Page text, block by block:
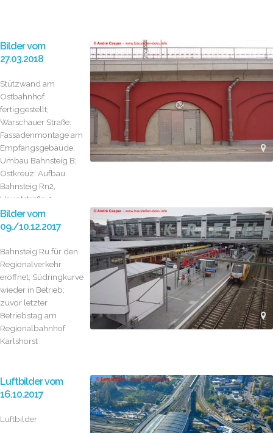
Bilder vom
27.03.2018
Stützwand am
Ostbahnhof
fertiggestellt;
Warschauer Straße:
Fassadenmontage am
Empfangsgebäude,
Umbau Bahnsteig B;
Ostkreuz: Aufbau
Bahnsteig Rn2,
Hauptstraße 4-
streifig...
Bilder vom
09./10.12.2017
Bahnsteig Ru für den
Regionalverkehr
eröffnet; Südringkurve
wieder in Betrieb;
zuvor letzter
Betriebstag am
Regionalbahnhof
Karlshorst
Luftbilder vom
16.10.2017
Luftbilder